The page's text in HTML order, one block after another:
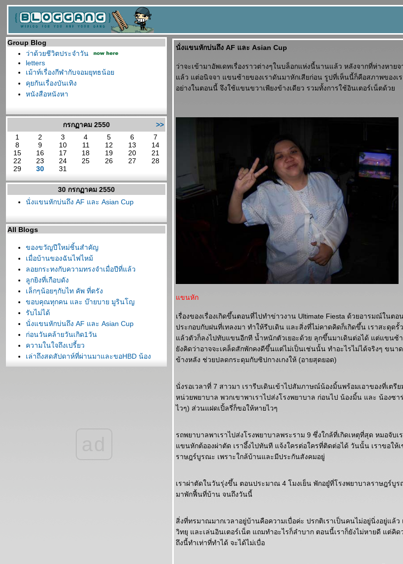
Group Blog
ว่าด้วยชีวิตประจำวัน
letters
เม้าท์เรื่องกีฬากับจอมยุทธน้อ
คุยกันเรื่องบันเทิง
หนังสือหนังหา
กรกฏาคม 2550
>>
1
2 3 4 5 6
7
8
9 10 11 12 13
14
15
16 17 18 19 20
21
22
23 24 25 26 27
28
29
30 31
30 กรกฏาคม 2550
นั่งแขนหักบ่นถึง AF และ Asian Cup
All Blogs
ของขวัญปีใหม่ชิ้นสำคัญ
เมื่อบ้านของฉันไฟไหม้
ลอยกระทงกับความทรงจำเมื่อปีที่แล้ว
ลูกยิงที่เกือบดัง
เล็กๆน้อยๆกับไท คัพ ที่ตรัง
ขอบคุณทุกคน และ บ๊ายบาย มูรินโญ
รับไม่ได้
นั่งแขนหักบ่นถึง AF และ Asian Cup
ก่อนวันคล้ายวันเกิด1วัน
ความในใจถึงเปรี้ยว
เล่าถึงสุดสัปดาห์ที่ผ่านมาและขอHBD น้อง
หม่ม
นั่งแขนหักบ่นถึง AF และ Asian Cup
ว่าจะเข้ามาอัพเดทเรื่องราวต่างๆในบล็อกแห่งนี้นานแล้ว หลังจากที่ห่างหาย
ล้ว แต่อนิจจา แขนซ้ายของเราดันมาหักเสียก่อน รูปที่เห็นนี้ก็คือสภาพของเ
อย่างในตอนนี้ จึงใช้แขนขวาเพียงข้างเดียว รวมทั้งการใช้อินเตอร์เน็ตด้ว
ขนหัก
เรื่องของเรื่องเกิดขึ้นตอนที่ไปทำข่าวงาน Ultimate Fiesta ด้วยอารมณ์ในตอ
ประกอบกับฝนที่เทลงมา ทำให้รีบเดิน และสิ่งที่ไม่คาดคิดก็เกิดขึ้น เราสะดุด
ล้วตัวก็ลงไปทับแขนอีกที น้ำหนักตัวเยอะด้วย ลุกขึ้นมาเดินต่อได้ แต่แขนซ้า
งคิดว่าอาจจะเคล็ดสักพักคงดีขึ้นแต่ไม่เป็นเช่นนั้น ทำอะไรไม่ได้จริงๆ ขนา
ข้างหลัง ช่วยปลดกระดุมกับซิปกางเกงให้ (อายสุดยอด)
นั่งรอเวลาที่ 7 สาวมา เรารีบเดินเข้าไปสัมภาษณ์น้องมิ้นพร้อมเอาของที่เตรี
หน่วยพยาบาล พวกเขาพาเราไปส่งโรงพยาบาล ก่อนไป น้องมิ้น และ น้องซ
ไวๆ) ส่วนแฝดเปิ้ลรี่ก็ขอให้หายไวๆ
รถพยาบาลพาเราไปส่งโรงพยาบาลพระราม 9 ซึ่งใกล้ที่เกิดเหตุที่สุด หมอจับเ
ขนหักต้อองผ่าตัด เราอึ้งไปทันที แจ้งใครต่อใครที่ติดต่อได้ วันนั้น เราขอให้
ราษฎร์บูรณะ เพราะใกล้บ้านและมีประกันสังคมอยู่
เราผ่าตัดในวันรุ่งขึ้น ตอนประมาณ 4 โมงเย็น พักอยู๋ที่โรงพยาบาลราษฎร์บู
มาพักฟื้นที่บ้าน จนถึงวันนี้
สิ่งที่ทรมาณมากเวลาอยู่บ้านคือความเบื่อค่ะ ปรกติเราเป็นคนไม่อยู่นิ่งอยู่แล้
วิทยุ และเล่นอินเตอร์เน็ต แถมทำอะไรก็ลำบาก ตอนนี้เราก็ยังไม่หายดี แต่คิ
ถึงนี้ทำเท่าที่ทำได้ จะได้ไม่เบื่อ